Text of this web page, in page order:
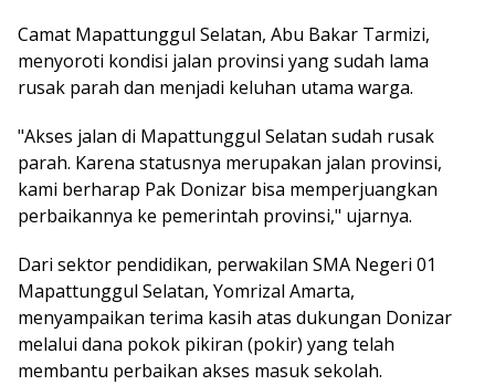
Camat Mapattunggul Selatan, Abu Bakar Tarmizi,
menyoroti kondisi jalan provinsi yang sudah lama
rusak parah dan menjadi keluhan utama warga.
"Akses jalan di Mapattunggul Selatan sudah rusak
parah. Karena statusnya merupakan jalan provinsi,
kami berharap Pak Donizar bisa memperjuangkan
perbaikannya ke pemerintah provinsi," ujarnya.
Dari sektor pendidikan, perwakilan SMA Negeri 01
Mapattunggul Selatan, Yomrizal Amarta,
menyampaikan terima kasih atas dukungan Donizar
melalui dana pokok pikiran (pokir) yang telah
membantu perbaikan akses masuk sekolah.